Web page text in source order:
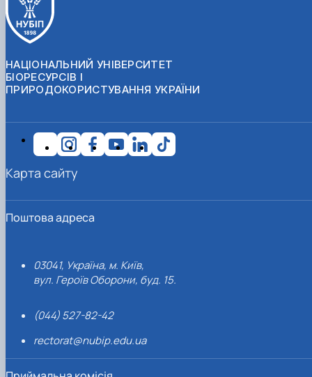
НАЦІОНАЛЬНИЙ УНІВЕРСИТЕТ
БІОРЕСУРСІВ І
ПРИРОДОКОРИСТУВАННЯ УКРАЇНИ
Поштова адреса
03041, Україна, м. Київ,
вул. Героїв Оборони, буд. 15.
(044) 527-82-42
rectorat@nubip.edu.ua
Карта сайту